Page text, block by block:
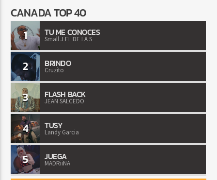
CANADA TOP 40
1 TU ME CONOCES
Small J EL DE LA S
2 BRINDO
Cruzito
3 FLASH BACK
JEAN SALCEDO
4 TUSY
Landy Garcia
5 JUEGA
MADRiiNA